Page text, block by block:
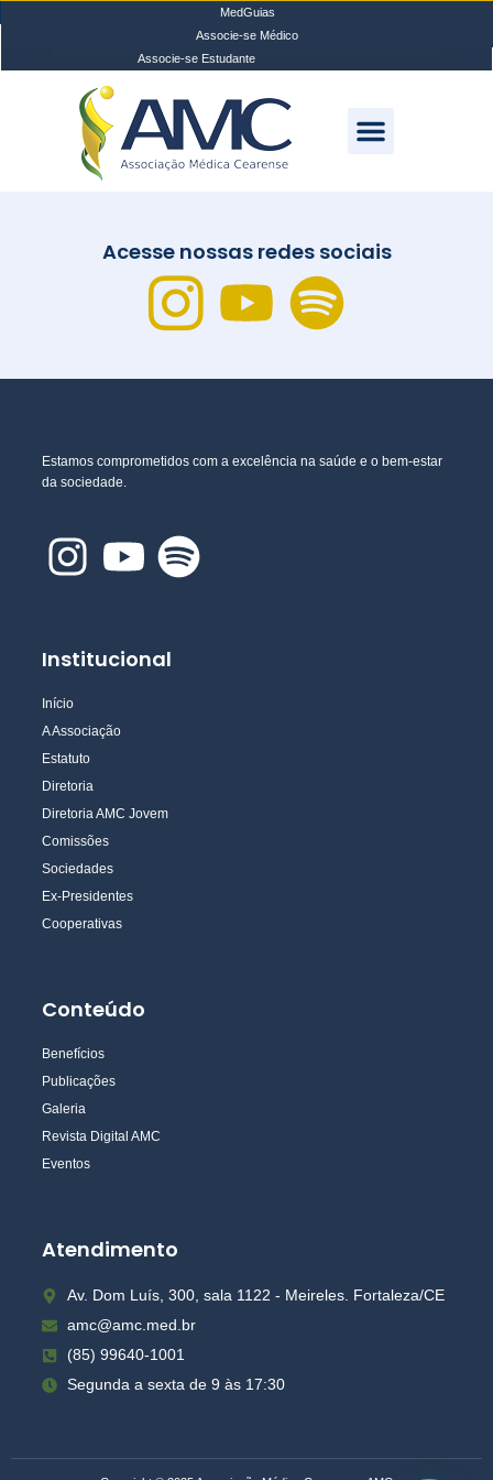
MedGuias
Associe-se Médico
Associe-se Estudante
Acesse nossas redes sociais
Estamos comprometidos com a excelência na saúde e o bem-estar
da sociedade.
Institucional
Início
A Associação
Estatuto
Diretoria
Diretoria AMC Jovem
Comissões
Sociedades
Ex-Presidentes
Cooperativas
Conteúdo
Benefícios
Publicações
Galeria
Revista Digital AMC
Eventos
Atendimento
Av. Dom Luís, 300, sala 1122 - Meireles. Fortaleza/CE
amc@amc.med.br
(85) 99640-1001
Segunda a sexta de 9 às 17:30